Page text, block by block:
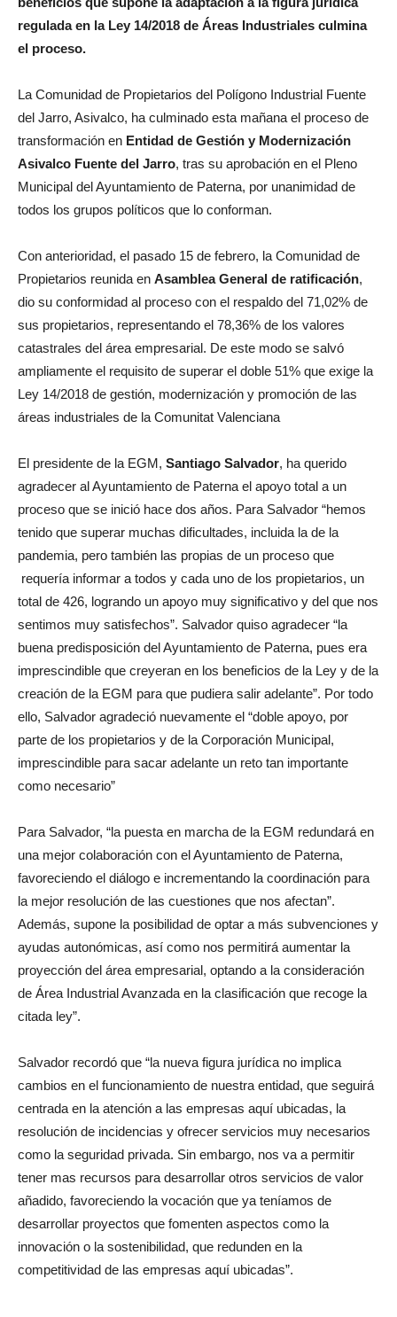
regulada en la Ley 14/2018 de Áreas Industriales culmina
el proceso.
La Comunidad de Propietarios del Polígono Industrial Fuente
del Jarro, Asivalco, ha culminado esta mañana el proceso de
transformación en Entidad de Gestión y Modernización
Asivalco Fuente del Jarro, tras su aprobación en el Pleno
Municipal del Ayuntamiento de Paterna, por unanimidad de
todos los grupos políticos que lo conforman.
Con anterioridad, el pasado 15 de febrero, la Comunidad de
Propietarios reunida en Asamblea General de ratificación,
dio su conformidad al proceso con el respaldo del 71,02% de
sus propietarios, representando el 78,36% de los valores
catastrales del área empresarial. De este modo se salvó
ampliamente el requisito de superar el doble 51% que exige la
Ley 14/2018 de gestión, modernización y promoción de las
áreas industriales de la Comunitat Valenciana
El presidente de la EGM, Santiago Salvador, ha querido
agradecer al Ayuntamiento de Paterna el apoyo total a un
proceso que se inició hace dos años. Para Salvador “hemos
tenido que superar muchas dificultades, incluida la de la
pandemia, pero también las propias de un proceso que
requería informar a todos y cada uno de los propietarios, un
total de 426, logrando un apoyo muy significativo y del que nos
sentimos muy satisfechos”. Salvador quiso agradecer “la
buena predisposición del Ayuntamiento de Paterna, pues era
imprescindible que creyeran en los beneficios de la Ley y de la
creación de la EGM para que pudiera salir adelante”. Por todo
ello, Salvador agradeció nuevamente el “doble apoyo, por
parte de los propietarios y de la Corporación Municipal,
imprescindible para sacar adelante un reto tan importante
como necesario”
Para Salvador, “la puesta en marcha de la EGM redundará en
una mejor colaboración con el Ayuntamiento de Paterna,
favoreciendo el diálogo e incrementando la coordinación para
la mejor resolución de las cuestiones que nos afectan”.
Además, supone la posibilidad de optar a más subvenciones y
ayudas autonómicas, así como nos permitirá aumentar la
proyección del área empresarial, optando a la consideración
de Área Industrial Avanzada en la clasificación que recoge la
citada ley”.
Salvador recordó que “la nueva figura jurídica no implica
cambios en el funcionamiento de nuestra entidad, que seguirá
centrada en la atención a las empresas aquí ubicadas, la
resolución de incidencias y ofrecer servicios muy necesarios
como la seguridad privada. Sin embargo, nos va a permitir
tener mas recursos para desarrollar otros servicios de valor
añadido, favoreciendo la vocación que ya teníamos de
desarrollar proyectos que fomenten aspectos como la
innovación o la sostenibilidad, que redunden en la
competitividad de las empresas aquí ubicadas”.